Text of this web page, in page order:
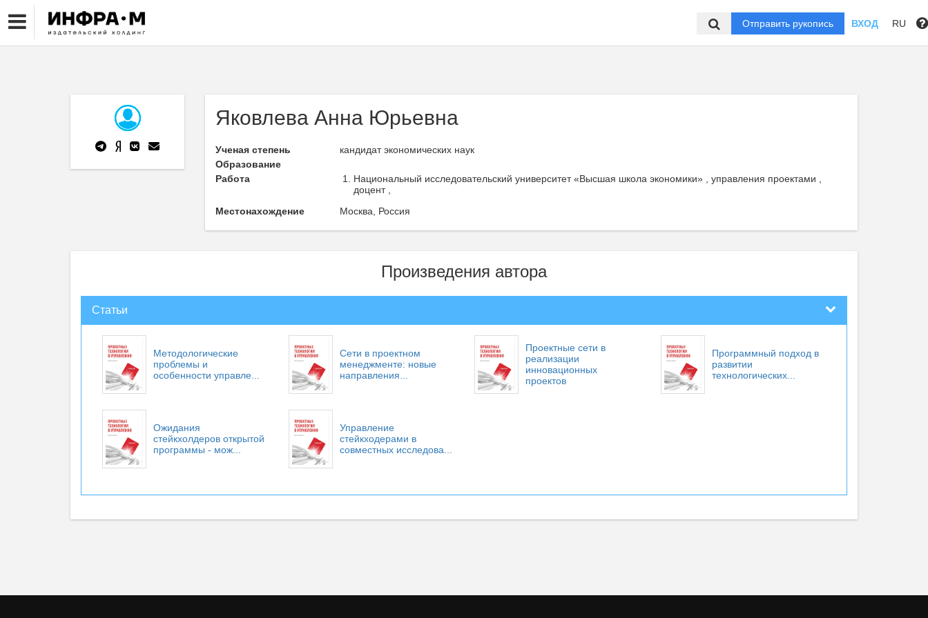
Отправить рукопись ВХОД RU
Яковлева Анна Юрьевна
Ученая степень
кандидат экономических наук
Образование
Работа
Национальный исследовательский университет «Высшая школа экономики» , управления проектами ,
доцент ,
Местонахождение
Москва, Россия
Произведения автора
Статьи
Методологические
проблемы и
особенности управле...
Сети в проектном
менеджменте: новые
направления...
Проектные сети в
реализации
инновационных
проектов
Программный подход в
развитии
технологических...
Ожидания
стейкхолдеров открытой
программы - мож...
Управление
стейкходерами в
совместных исследова...